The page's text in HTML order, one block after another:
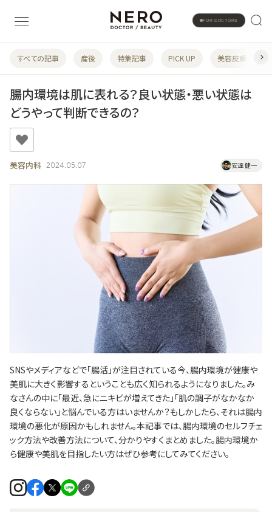
FOR DOCTORS
すべての記事 産後 特集記事 PICK UP 美容皮膚科
腸内環境は肌に表れる？良い状態・悪い状態は
どうやって判断できるの？
美容内科 2024.05.07 安達 健一
SNSやメディアなどで「腸活」が注目されている今、腸内環境が健康や
美肌に大きく影響するということも広く知られるようになりました。み
なさんの中に「最近、急にニキビが増えてきた」「肌の調子がなかなか
良くならない」と悩んでいる方はいませんか？もしかしたら、それは腸内
環境の悪化が原因かもしれません。本記事では、腸内環境のセルフチェ
ック方法や改善方法について、分かりやすくまとめました。腸内環境か
ら健康や美肌を目指したい方はぜひ参考にしてみてください。